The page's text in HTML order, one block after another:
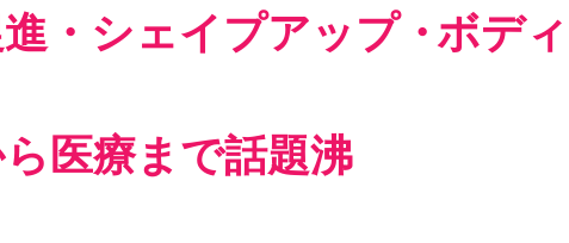
医療まで話題沸
・シェイプアップ​・ボデ